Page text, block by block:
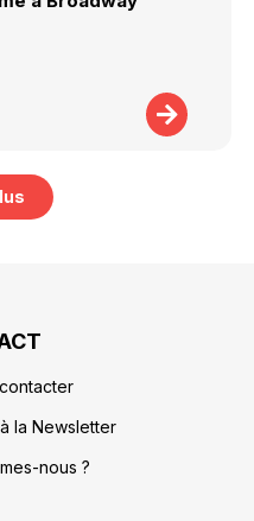
la Newsletter
nous ?